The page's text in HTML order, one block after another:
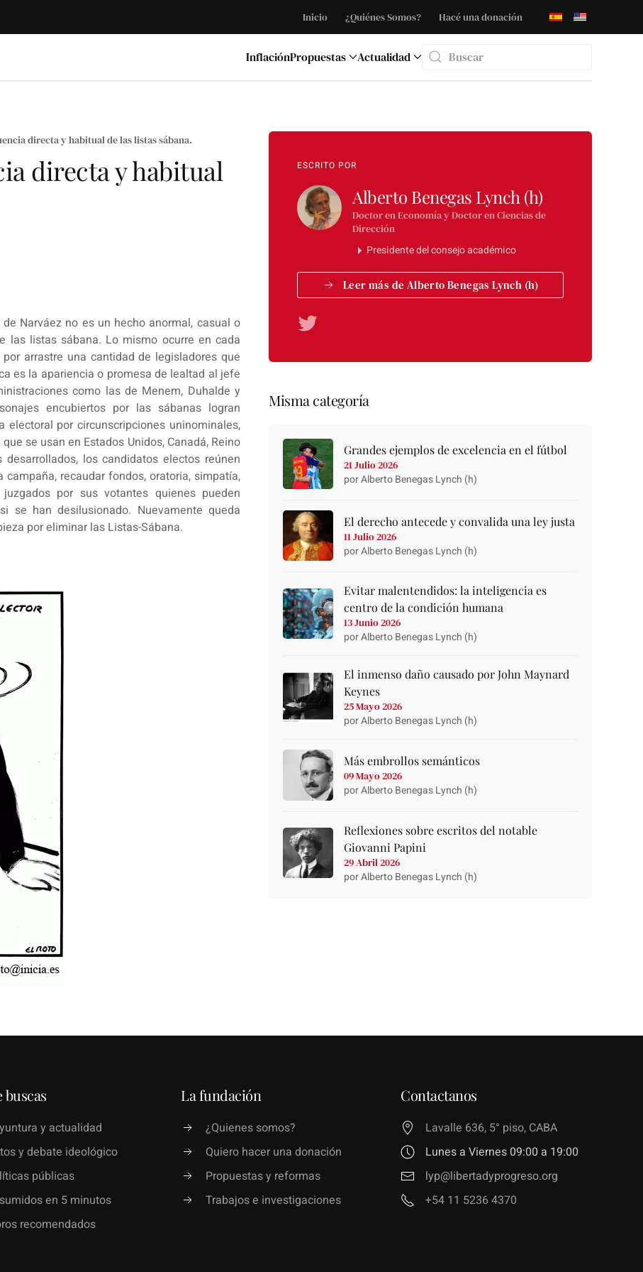
Inicio ¿Quiénes Somos? Hacé una donación
InflaciónPropuestas
Actualidad
directa y habitual de las listas sábana.
directa y habitual
Narváez no es un hecho anormal, casual o
las listas sábana. Lo mismo ocurre en cada
arrastre una cantidad de legisladores que
es la apariencia o promesa de lealtad al jefe
como las de Menem, Duhalde y
encubiertos por las sábanas logran
por circunscripciones uninominales,
se usan en Estados Unidos, Canadá, Reino
los candidatos electos reúnen
recaudar fondos, oratoria, simpatía,
por sus votantes quienes pueden
se han desilusionado. Nuevamente queda
por eliminar las Listas-Sábana.
ESCRITO POR
Alberto Benegas Lynch (h)
Doctor en Economía y Doctor en Ciencias de
Dirección
Presidente del consejo académico
Leer más de Alberto Benegas Lynch (h)
Misma categoría
Grandes ejemplos de excelencia en el fútbol
21 Julio 2026
por Alberto Benegas Lynch (h)
El derecho antecede y convalida una ley justa
11 Julio 2026
por Alberto Benegas Lynch (h)
Evitar malentendidos: la inteligencia es
centro de la condición humana
13 Junio 2026
por Alberto Benegas Lynch (h)
El inmenso daño causado por John Maynard
Keynes
25 Mayo 2026
por Alberto Benegas Lynch (h)
Más embrollos semánticos
09 Mayo 2026
por Alberto Benegas Lynch (h)
Reflexiones sobre escritos del notable
Giovanni Papini
29 Abril 2026
por Alberto Benegas Lynch (h)
buscas
y actualidad
y debate ideológico
públicas
en 5 minutos
recomendados
La fundación
¿Quienes somos?
Quiero hacer una donación
Propuestas y reformas
Trabajos e investigaciones
Contactanos
Lavalle 636, 5° piso, CABA
Lunes a Viernes 09:00 a 19:00
lyp@libertadyprogreso.org
+54 11 5236 4370